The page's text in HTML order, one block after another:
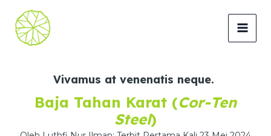
Lewati
konten
Vivamus at venenatis neque.
Baja Tahan Karat (Cor-Ten
Steel)